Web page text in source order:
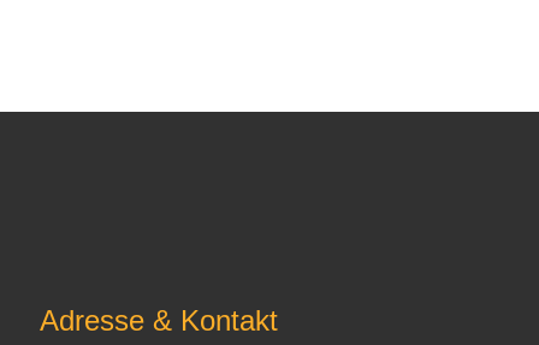
Adresse & Kontakt